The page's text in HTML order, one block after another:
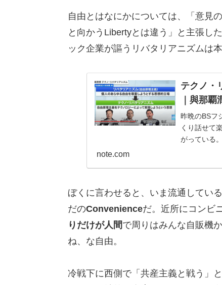
自由とはなにかについては、「意見
と向かうLibertyとは違う」と主張した
ック企業が謳うリバタリアニズムは
テクノ・
｜與那
昨晩のBSフ
くり話せて
がっている
note.com
ぼくに言わせると、いま流通してい
だのConvenienceだ。近所にコンビ
りだけが人間で周りはみんな自販機
ね、な自由。
冷戦下に西側で「共産主義と戦う」